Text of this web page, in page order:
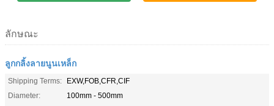
ลักษณะ
ลูกกลิ้งลายนูนเหล็ก
Shipping Terms:
EXW,FOB,CFR,CIF
Diameter:
100mm - 500mm